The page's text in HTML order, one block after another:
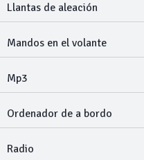
Llantas de aleación
Mandos en el volante
Mp3
Ordenador de a bordo
Radio